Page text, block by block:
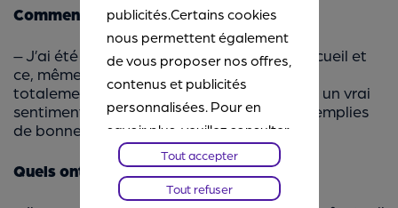
Comment ont réagi les commerçants ?
– J’ai été agréablement surpris par leur accueil et
ce, même si leur établissement n’était pas
totalement accessible. J’ai ressenti parfois un vrai
sentiment de solidarité et des personnes remplies
de bonne volonté.
Quels ont été les moments forts ?
publicités.Certains cookies
nous permettent également
de vous proposer nos offres,
contenus et publicités
personnalisées. Pour en
savoir plus, veuillez consulter
notre
Chartes Cookies
. Vous
pourrez à tout moment
paramétrer vos choix et
Tout accepter
Tout refuser